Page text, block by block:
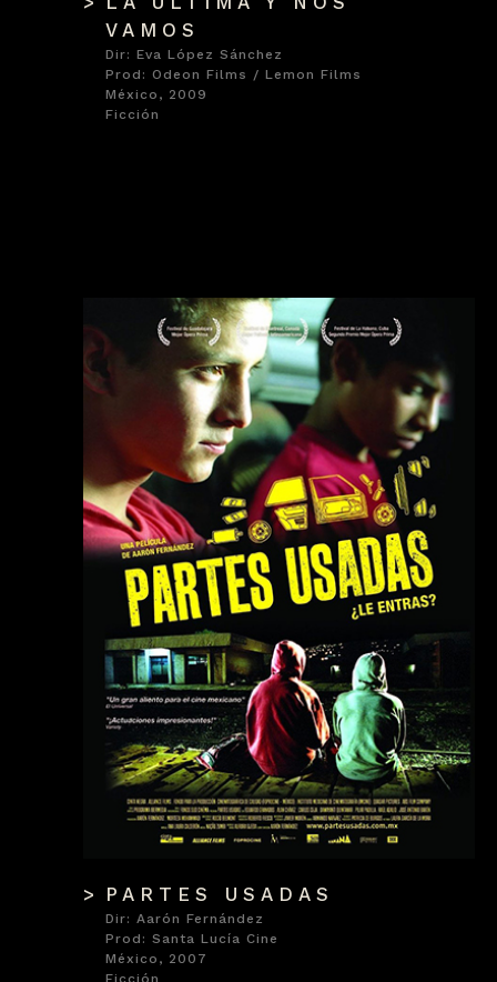
VAMOS
Dir: Eva López Sánchez
Prod: Odeon Films / Lemon Films
México, 2009
Ficción
PARTES USADAS
Dir: Aarón Fernández
Prod: Santa Lucía Cine
México, 2007
Ficción